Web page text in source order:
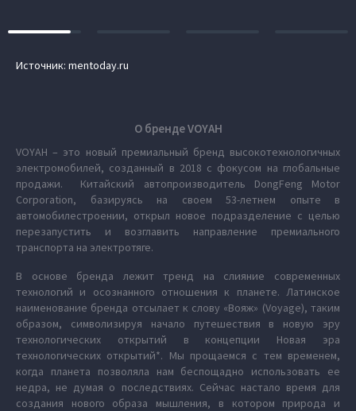
Источник: mentoday.ru
О бренде VOYAH
VOYAH – это новый премиальный бренд высокотехнологичных
электромобилей, созданный в 2018 с фокусом на глобальные
продажи. Китайский автопроизводитель DongFeng Motor
Corporation, базируясь на своем 53-летнем опыте в
автомобилестроении, открыл новое подразделение с целью
перезапустить и возглавить направление премиального
транспорта на электротяге.
В основе бренда лежит тренд на слияние современных
технологий и осознанного отношения к планете. Латинское
наименование бренда отсылает к слову «Вояж» (Voyage), таким
образом, символизируя начало путешествия в новую эру
технологических открытий в концепции Новая эра
технологических открытий*. Мы прощаемся с тем временем,
когда планета позволяла нам беспощадно использовать ее
недра, не думая о последствиях. Сейчас настало время для
создания нового образа мышления, в котором природа и